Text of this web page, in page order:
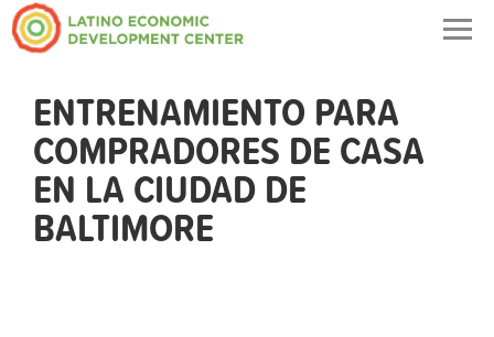
ENTRENAMIENTO PARA
COMPRADORES DE CASA
EN LA CIUDAD DE
BALTIMORE